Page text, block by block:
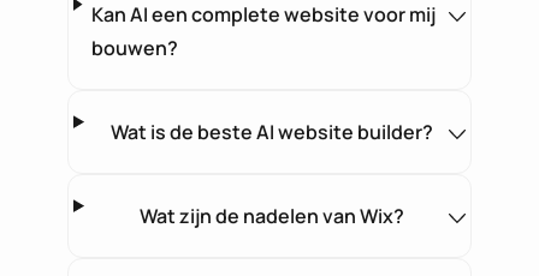
Kan AI een complete website voor mij
bouwen?
Wat is de beste AI website builder?
Wat zijn de nadelen van Wix?